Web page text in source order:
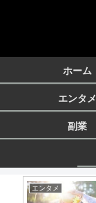
ホーム
エンタメ
副業
エンタメ